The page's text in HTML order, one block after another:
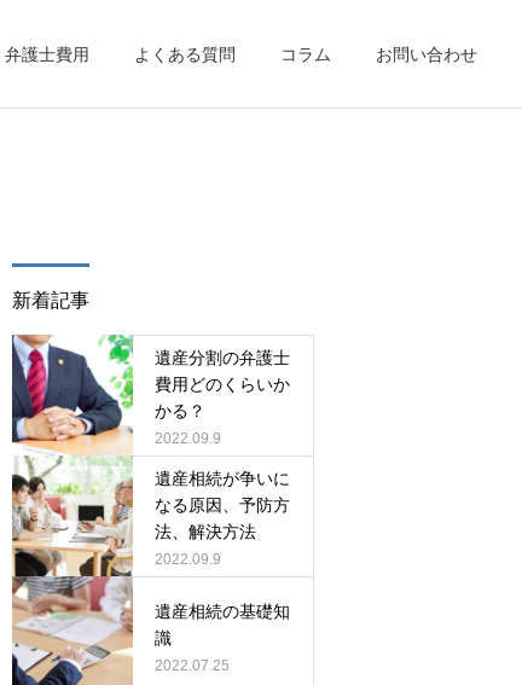
弁護士費用 よくある質問 コラム お問い合わせ
労働問題
新着記事
遺産分割の弁護士
費用どのくらいか
かる？
2022.09.9
遺産相続が争いに
なる原因、予防方
法、解決方法
2022.09.9
遺産相続の基礎知
識
2022.07.25